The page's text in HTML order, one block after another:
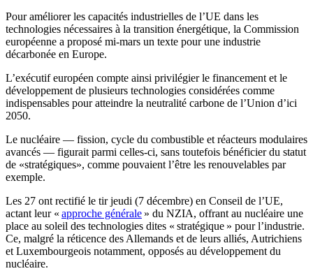
Pour améliorer les capacités industrielles de l’UE dans les
technologies nécessaires à la transition énergétique, la Commission
européenne a proposé mi-mars un texte pour une industrie
décarbonée en Europe.
L’exécutif européen compte ainsi privilégier le financement et le
développement de plusieurs technologies considérées comme
indispensables pour atteindre la neutralité carbone de l’Union d’ici
2050.
Le nucléaire — fission, cycle du combustible et réacteurs modulaires
avancés — figurait parmi celles-ci, sans toutefois bénéficier du statut
de «stratégiques», comme pouvaient l’être les renouvelables par
exemple.
Les 27 ont rectifié le tir jeudi (7 décembre) en Conseil de l’UE,
actant leur « approche générale » du NZIA, offrant au nucléaire une
place au soleil des technologies dites « stratégique » pour l’industrie.
Ce, malgré la réticence des Allemands et de leurs alliés, Autrichiens
et Luxembourgeois notamment, opposés au développement du
nucléaire.